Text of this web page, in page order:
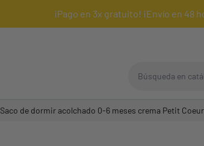
¡Pago en 3x gratuito! ¡Envío en 48
Saco de dormir acolchado 0-6 meses crema Petit Coeur